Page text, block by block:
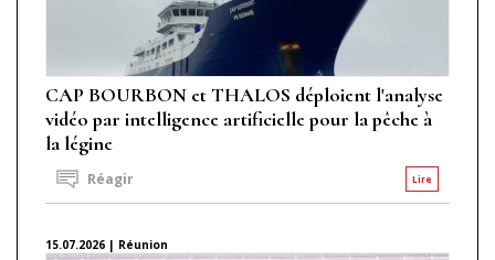
CAP BOURBON et THALOS déploient l'analyse
vidéo par intelligence artificielle pour la pêche à
la légine
Lire
Réagir
15.07.2026 | Réunion